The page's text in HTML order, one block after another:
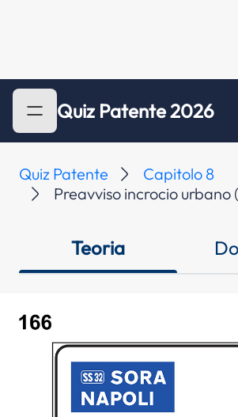
Quiz Patente 2026
Quiz Patente
Capitolo 8
Preavviso incrocio urbano
Teoria